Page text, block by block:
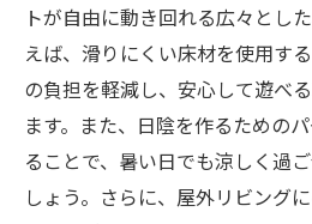
トが自由に動き回れる広々とし
えば、滑りにくい床材を使用す
の負担を軽減し、安心して遊べ
ます。また、日陰を作るための
ることで、暑い日でも涼しく過
しょう。さらに、屋外リビング